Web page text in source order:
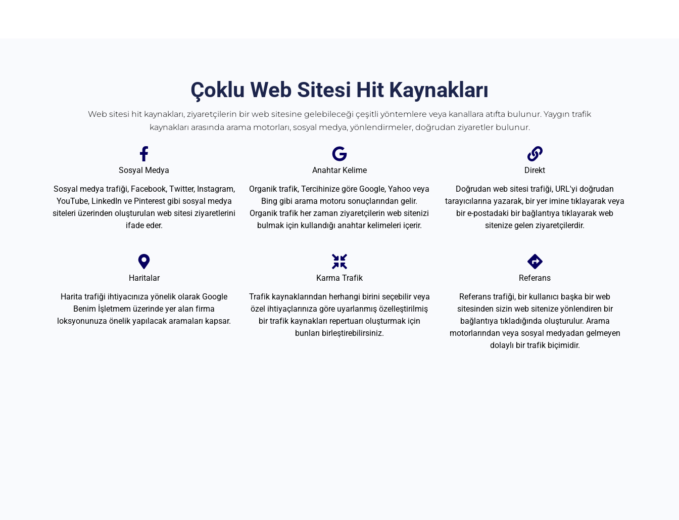
Çoklu Web Sitesi Hit Kaynakları
Web sitesi hit kaynakları, ziyaretçilerin bir web sitesine gelebileceği çeşitli yöntemlere veya kanallara atıfta bulunur. Yaygın trafik
kaynakları arasında arama motorları, sosyal medya, yönlendirmeler, doğrudan ziyaretler bulunur.
Sosyal Medya
Sosyal medya trafiği, Facebook, Twitter, Instagram,
YouTube, LinkedIn ve Pinterest gibi sosyal medya
siteleri üzerinden oluşturulan web sitesi ziyaretlerini
ifade eder.
Anahtar Kelime
Organik trafik, Tercihinize göre Google, Yahoo veya
Bing gibi arama motoru sonuçlarından gelir.
Organik trafik her zaman ziyaretçilerin web sitenizi
bulmak için kullandığı anahtar kelimeleri içerir.
Direkt
Doğrudan web sitesi trafiği, URL'yi doğrudan
tarayıcılarına yazarak, bir yer imine tıklayarak veya
bir e-postadaki bir bağlantıya tıklayarak web
sitenize gelen ziyaretçilerdir.
Haritalar
Harita trafiği ihtiyacınıza yönelik olarak Google
Benim İşletmem üzerinde yer alan firma
loksyonunuza önelik yapılacak aramaları kapsar.
Karma Trafik
Trafik kaynaklarından herhangi birini seçebilir veya
özel ihtiyaçlarınıza göre uyarlanmış özelleştirilmiş
bir trafik kaynakları repertuarı oluşturmak için
bunları birleştirebilirsiniz.
Referans
Referans trafiği, bir kullanıcı başka bir web
sitesinden sizin web sitenize yönlendiren bir
bağlantıya tıkladığında oluşturulur. Arama
motorlarından veya sosyal medyadan gelmeyen
dolaylı bir trafik biçimidir.